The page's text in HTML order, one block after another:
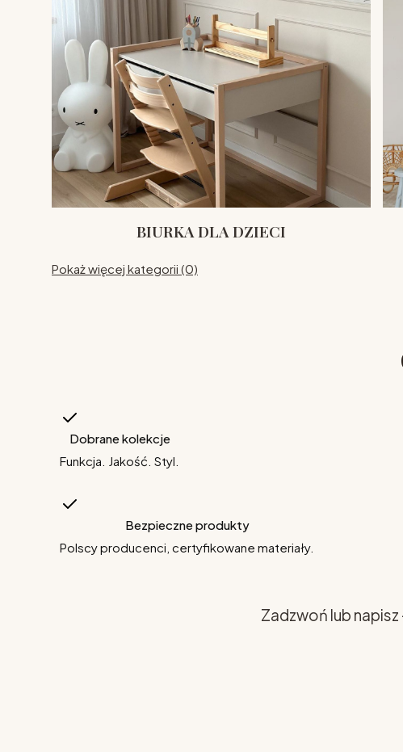
BIURKA DLA DZIECI
Pokaż więcej kategorii (0)
Dobrane kolekcje
Funkcja. Jakość. Styl.
Bezpieczne produkty
Polscy producenci, certyfikowane materiały.
Zadzwoń lub